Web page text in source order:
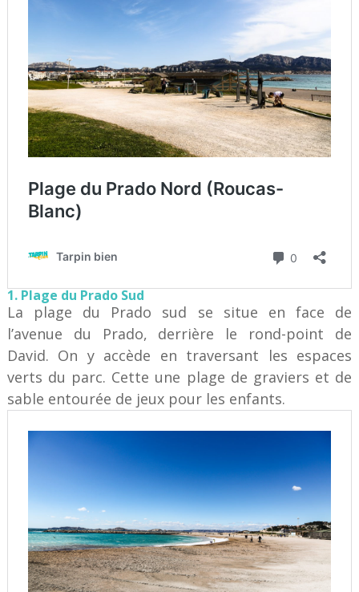
1. Plage du Prado Sud
La plage du Prado sud se situe en face de
l’avenue du Prado, derrière le rond-point de
David. On y accède en traversant les espaces
verts du parc. Cette une plage de graviers et de
sable entourée de jeux pour les enfants.